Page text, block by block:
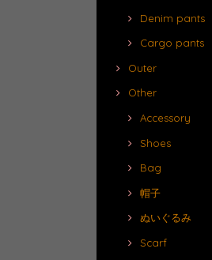
Denim pants
Cargo pants
Outer
Other
Accessory
Shoes
Bag
帽子
ぬいぐるみ
Scarf